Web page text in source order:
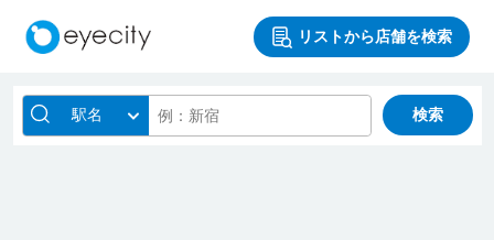
リストから店舗を検索
駅名 検索